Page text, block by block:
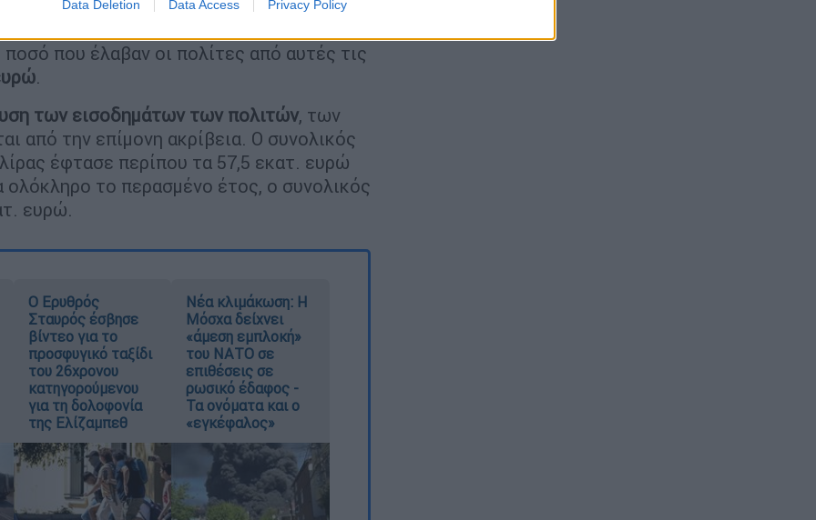
Data Deletion Data Access Privacy Policy
της φετινής χρονιάς, οι τράπεζες
από ιδιώτες. Με τη μέση τιμή αγοράς να
που έλαβαν οι πολίτες από αυτές τις
.
των εισοδημάτων των πολιτών, των
από την επίμονη ακρίβεια. Ο συνολικός
έφτασε περίπου τα 57,5 εκατ. ευρώ
το περασμένο έτος, ο συνολικός
ευρώ.
Ο Ερυθρός
Σταυρός έσβησε
βίντεο για το
προσφυγικό ταξίδι
του 26χρονου
κατηγορούμενου
για τη δολοφονία
της Ελίζαμπεθ
Νέα κλιμάκωση: Η
Μόσχα δείχνει
«άμεση εμπλοκή»
του ΝΑΤΟ σε
επιθέσεις σε
ρωσικό έδαφος -
Τα ονόματα και ο
«εγκέφαλος»